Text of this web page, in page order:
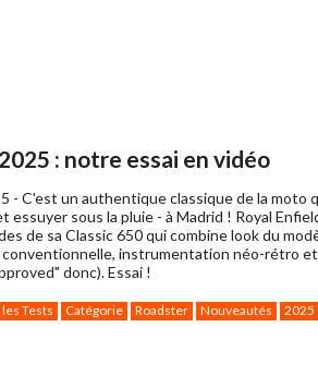
: notre essai en vidéo
- C'est un authentique classique de la moto
essuyer sous la pluie - à Madrid ! Royal
de sa Classic 650 qui combine look du
instrumentation néo-rétro
donc). Essai !
Tests Catégorie Roadster Nouveautés 2025